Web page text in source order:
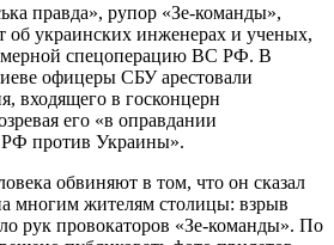
правда», рупор «Зе-команды»,
об украинских инженерах и ученых,
спецоперацию ВС РФ. В
офицеры СБУ арестовали
входящего в госконцерн
его «в оправдании
РФ против Украины».
обвиняют в том, что он сказал
многим жителям столицы: взрыв
рук провокаторов «Зе-команды». По